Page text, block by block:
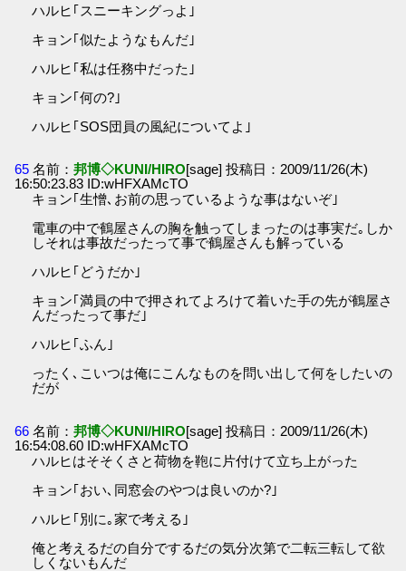
ハルヒ｢スニーキングっよ｣
キョン｢似たようなもんだ｣
ハルヒ｢私は任務中だった｣
キョン｢何の?｣
ハルヒ｢SOS団員の風紀についてよ｣
65 名前：邦博◇KUNI/HIRO[sage] 投稿日：2009/11/26(木)
16:50:23.83 ID:wHFXAMcTO
キョン｢生憎､お前の思っているような事はないぞ｣
電車の中で鶴屋さんの胸を触ってしまったのは事実だ｡しか
しそれは事故だったって事で鶴屋さんも解っている
ハルヒ｢どうだか｣
キョン｢満員の中で押されてよろけて着いた手の先が鶴屋さ
んだったって事だ｣
ハルヒ｢ふん｣
ったく､こいつは俺にこんなものを問い出して何をしたいの
だが
66 名前：邦博◇KUNI/HIRO[sage] 投稿日：2009/11/26(木)
16:54:08.60 ID:wHFXAMcTO
ハルヒはそそくさと荷物を鞄に片付けて立ち上がった
キョン｢おい､同窓会のやつは良いのか?｣
ハルヒ｢別に｡家で考える｣
俺と考えるだの自分でするだの気分次第で二転三転して欲
しくないもんだ